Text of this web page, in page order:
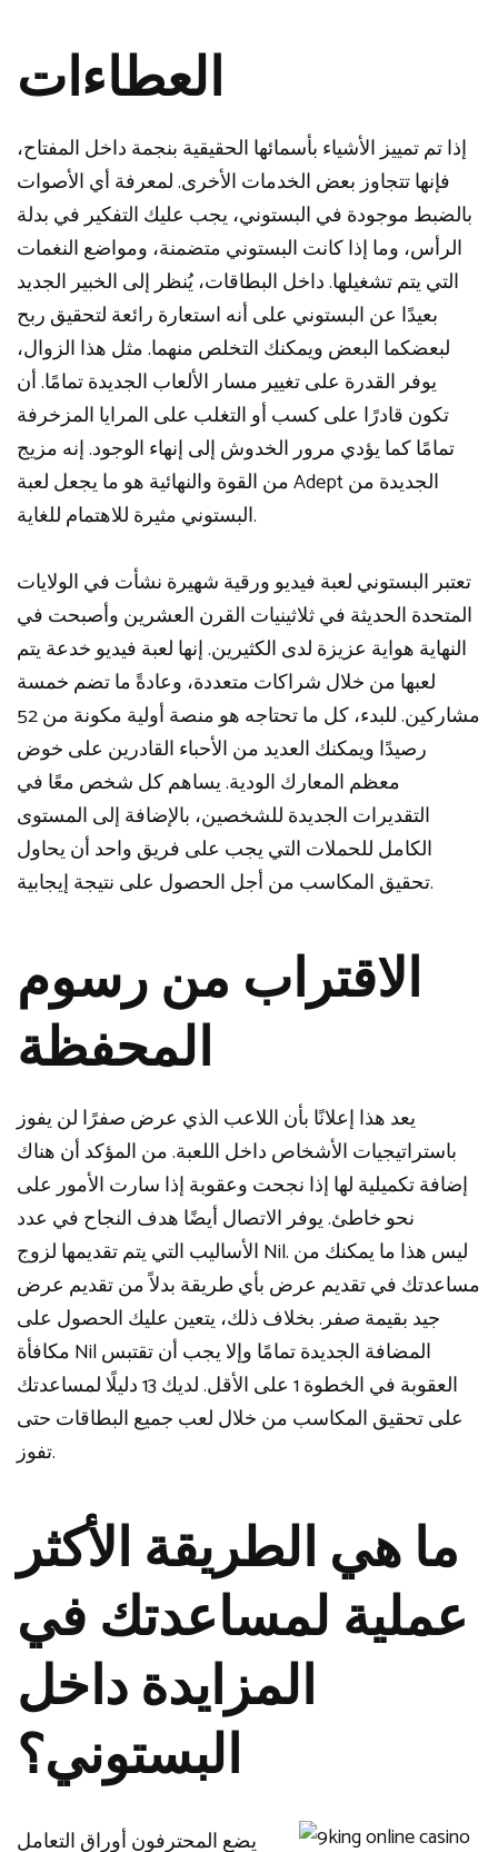
العطاءات
إذا تم تمييز الأشياء بأسمائها الحقيقية بنجمة داخل المفتاح،
فإنها تتجاوز بعض الخدمات الأخرى. لمعرفة أي الأصوات
بالضبط موجودة في البستوني، يجب عليك التفكير في بدلة
الرأس، وما إذا كانت البستوني متضمنة، ومواضع النغمات
التي يتم تشغيلها. داخل البطاقات، يُنظر إلى الخبير الجديد
بعيدًا عن البستوني على أنه استعارة رائعة لتحقيق ربح
لبعضكما البعض ويمكنك التخلص منهما. مثل هذا الزوال،
يوفر القدرة على تغيير مسار الألعاب الجديدة تمامًا. أن
تكون قادرًا على كسب أو التغلب على المرايا المزخرفة
تمامًا كما يؤدي مرور الخدوش إلى إنهاء الوجود. إنه مزيج
من القوة والنهائية هو ما يجعل لعبة Adept الجديدة من
البستوني مثيرة للاهتمام للغاية.
تعتبر البستوني لعبة فيديو ورقية شهيرة نشأت في الولايات
المتحدة الحديثة في ثلاثينيات القرن العشرين وأصبحت في
النهاية هواية عزيزة لدى الكثيرين. إنها لعبة فيديو خدعة يتم
لعبها من خلال شراكات متعددة، وعادةً ما تضم ​​خمسة
مشاركين. للبدء، كل ما تحتاجه هو منصة أولية مكونة من 52
رصيدًا ويمكنك العديد من الأحباء القادرين على خوض
معظم المعارك الودية. يساهم كل شخص معًا في
التقديرات الجديدة للشخصين، بالإضافة إلى المستوى
الكامل للحملات التي يجب على فريق واحد أن يحاول
تحقيق المكاسب من أجل الحصول على نتيجة إيجابية.
الاقتراب من رسوم
المحفظة
يعد هذا إعلانًا بأن اللاعب الذي عرض صفرًا لن يفوز
باستراتيجيات الأشخاص داخل اللعبة. من المؤكد أن هناك
إضافة تكميلية لها إذا نجحت وعقوبة إذا سارت الأمور على
نحو خاطئ. يوفر الاتصال أيضًا هدف النجاح في عدد
الأساليب التي يتم تقديمها لزوج Nil. ليس هذا ما يمكنك من
مساعدتك في تقديم عرض بأي طريقة بدلاً من تقديم عرض
جيد بقيمة صفر. بخلاف ذلك، يتعين عليك الحصول على
مكافأة Nil المضافة الجديدة تمامًا وإلا يجب أن تقتبس
العقوبة في الخطوة 1 على الأقل. لديك 13 دليلًا لمساعدتك
على تحقيق المكاسب من خلال لعب جميع البطاقات حتى
تفوز.
ما هي الطريقة الأكثر
عملية لمساعدتك في
المزايدة داخل
البستوني؟
يضع المحترفون أوراق التعامل